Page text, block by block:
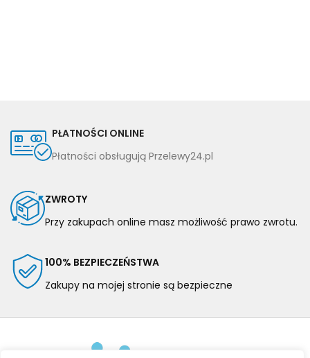
PŁATNOŚCI ONLINE
Płatności obsługują Przelewy24.pl
ZWROTY
Przy zakupach online masz możliwość prawo zwrotu.
100% BEZPIECZEŃSTWA
Zakupy na mojej stronie są bezpieczne